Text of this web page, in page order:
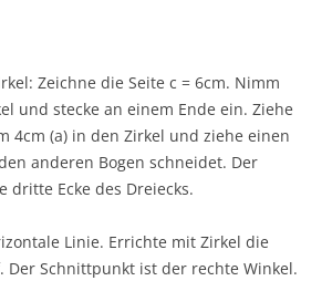
Zeichne die Seite c = 6cm. Nimm
und stecke an einem Ende ein. Ziehe
4cm (a) in den Zirkel und ziehe einen
anderen Bogen schneidet. Der
dritte Ecke des Dreiecks.
Linie. Errichte mit Zirkel die
Der Schnittpunkt ist der rechte Winkel.